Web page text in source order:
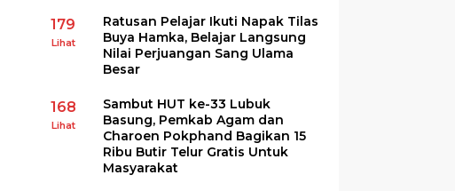
179
Lihat
Ratusan Pelajar Ikuti Napak Tilas
Buya Hamka, Belajar Langsung
Nilai Perjuangan Sang Ulama
Besar
168
Lihat
Sambut HUT ke-33 Lubuk
Basung, Pemkab Agam dan
Charoen Pokphand Bagikan 15
Ribu Butir Telur Gratis Untuk
Masyarakat